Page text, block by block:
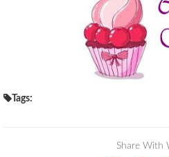
Tags:
Share With